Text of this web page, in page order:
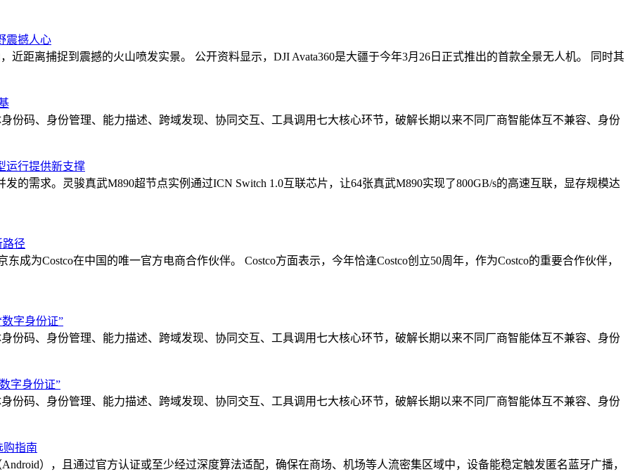
的 V4 系列，它在 Hugging Face 上发布的开源模型一次次刷新了中国 AI 的技术天花板。但有一个事实常被忽略：在开发者
具或工作流插件。
向于“纯粹的模型科学”。
基础研究”的定位。DeepSeek 的团队构成也印证了这一点：研究人员的比例远高于产品经理和工程师。
时发生了三件大事：Google I/O 发布 Antigravity 2.0，推出全新的独立桌面应用，把 AI 编码从 IDE 插件升级为多 Agent 编
手高度依赖的 SDK 基础设施收归私有；DeepSeek 组建 Harness 团队，正式从开源模型切入代码智能体。
竞赛的焦点，正在从“谁有更好的模型”转向“谁有更好的产品闭环”。
。据公开信息显示，本轮募资总额直奔 500 亿元人民币（约 73.5 亿美元），有望创下中国 AI 企业最大单笔融资纪录。
化变现的第一个关键落子。
具筑起的护城河只会持续加深。Google 和 Anthropic 已经用行动验证了这一点，而 DeepSeek 的选择意味着，中国 AI 头部玩
在 SWE-bench Verified 上的得分高达 87.60%。据媒体报道，其市场占有率已达 52%，年化收入冲破 25 亿美元。它的核心优
编码 Agent。但它的定价也是最贵的，输出 token 高达 25 美元/百万。
最新的 GPT-5 编程版工作流覆盖了从需求到 PR 的完整开发循环。它可能不是单点最强的编码 Agent，但它是目前最容易触
震撼人心
近距离捕捉到震撼的火山喷发实景。 公开资料显示，DJI Avata360是大疆于今年3月26日正式推出的首款全景无人机。 同时其
份码、身份管理、能力描述、跨域发现、协同交互、工具调用七大核心环节，破解长期以来不同厂商智能体互不兼容、身份
运行提供新支撑
的需求。灵骏真武M890超节点实例通过ICN Switch 1.0互联芯片，让64张真武M890实现了800GB/s的高速互联，显存规模达
路径
成为Costco在中国的唯一官方电商合作伙伴。 Costco方面表示，今年恰逢Costco创立50周年，作为Costco的重要合作伙伴，
字身份证”
份码、身份管理、能力描述、跨域发现、协同交互、工具调用七大核心环节，破解长期以来不同厂商智能体互不兼容、身份
字身份证”
份码、身份管理、能力描述、跨域发现、协同交互、工具调用七大核心环节，破解长期以来不同厂商智能体互不兼容、身份
购指南
），且通过官方认证或至少经过深度算法适配，确保在商场、机场等人流密集区域中，设备能稳定触发匿名蓝牙广播，